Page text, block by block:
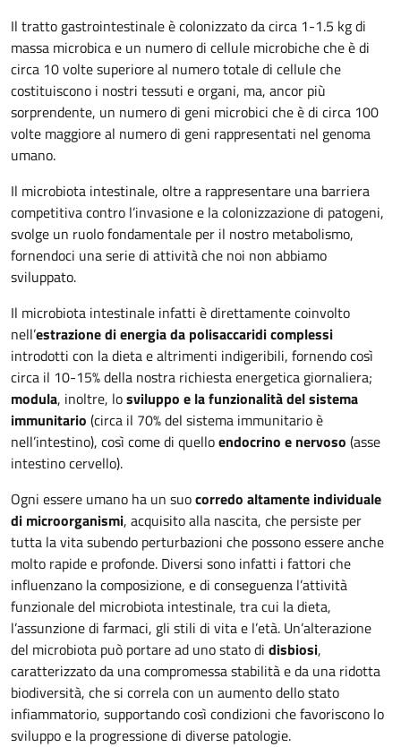
Il tratto gastrointestinale è colonizzato da circa 1-1.5 kg di
massa microbica e un numero di cellule microbiche che è di
circa 10 volte superiore al numero totale di cellule che
costituiscono i nostri tessuti e organi, ma, ancor più
sorprendente, un numero di geni microbici che è di circa 100
volte maggiore al numero di geni rappresentati nel genoma
umano.
Il microbiota intestinale, oltre a rappresentare una barriera
competitiva contro l’invasione e la colonizzazione di patogeni,
svolge un ruolo fondamentale per il nostro metabolismo,
fornendoci una serie di attività che noi non abbiamo
sviluppato.
Il microbiota intestinale infatti è direttamente coinvolto
nell’estrazione di energia da polisaccaridi complessi
introdotti con la dieta e altrimenti indigeribili, fornendo così
circa il 10-15% della nostra richiesta energetica giornaliera;
modula, inoltre, losviluppo e la funzionalità del sistema
immunitario (circa il 70% del sistema immunitario è
nell’intestino), così come di quelloendocrino e nervoso (asse
intestino cervello).
Ogni essere umano ha un suocorredo altamente individuale
di microorganismi, acquisito alla nascita, che persiste per
tutta la vita subendo perturbazioni che possono essere anche
molto rapide e profonde. Diversi sono infatti i fattori che
influenzano la composizione, e di conseguenza l’attività
funzionale del microbiota intestinale, tra cui la dieta,
l’assunzione di farmaci, gli stili di vita e l’età. Un’alterazione
del microbiota può portare ad uno stato di disbiosi,
caratterizzato da una compromessa stabilità e da una ridotta
biodiversità, che si correla con un aumento dello stato
infiammatorio, supportando così condizioni che favoriscono lo
sviluppo e la progressione di diverse patologie.